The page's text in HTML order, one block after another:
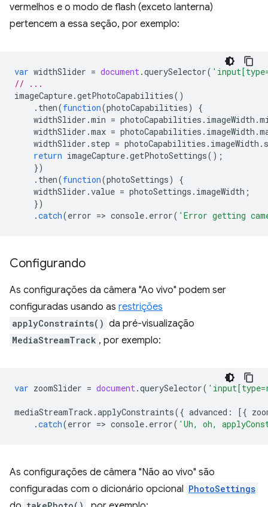
vermelhos e o modo de flash (exceto lanterna)
pertencem a essa seção, por exemplo:
var widthSlider = document.querySelector(
// ...
imageCapture.getPhotoCapabilities()
. then(function(photoCapabilities)
{
widthSlider .min = photoCapabilities . imageWidth .
widthSlider .max = photoCapabilities . imageWidth .
widthSlider . step = photoCapabilities . imageWidth .
return imageCapture.getPhotoSettings();
})
. then(function(photoSettings)
{
widthSlider .value = photoSettings . imageWidth ;
})
.catch(error => console. error( 'Error getting
Configurando
As configurações da câmera "Ao vivo" podem ser
configuradas usando as restrições
applyConstraints() da pré-visualização
MediaStreamTrack , por exemplo:
var zoomSlider = document.querySelector(
mediaStreamTrack .applyConstraints({ advanced : [{
.catch(error => console. error( 'Uh, oh,
As configurações de câmera "Não ao vivo" são
configuradas com o dicionário opcional PhotoSettings